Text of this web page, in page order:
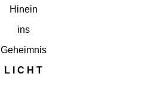
Hinein
ins
Geheimnis
L I C H T